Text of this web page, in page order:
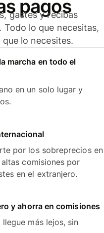
pagos
gastes y recibas
Todo lo que necesitas,
lo necesites.
marcha en todo el
en un solo lugar y
por los sobreprecios en
comisiones por
en el extranjero.
y ahorra en comisiones
más lejos, sin